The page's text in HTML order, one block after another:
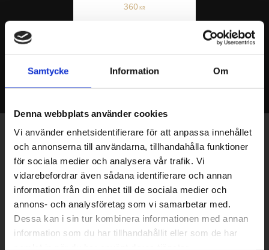
Samtycke Information Om
Denna webbplats använder cookies
Vi använder enhetsidentifierare för att anpassa innehållet
och annonserna till användarna, tillhandahålla funktioner
för sociala medier och analysera vår trafik. Vi
vidarebefordrar även sådana identifierare och annan
information från din enhet till de sociala medier och
annons- och analysföretag som vi samarbetar med.
Dessa kan i sin tur kombinera informationen med annan
information som du har tillhandahållit eller som de har
360KR
Exklusiva erbjudanden - Senaste nyheterna -
Trender & inspiration
PRENUMERERA